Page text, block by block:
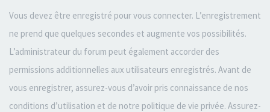
Vous devez être enregistré pour vous connecter. L’enregistrement
ne prend que quelques secondes et augmente vos possibilités.
L’administrateur du forum peut également accorder des
permissions additionnelles aux utilisateurs enregistrés. Avant de
vous enregistrer, assurez-vous d’avoir pris connaissance de nos
conditions d’utilisation et de notre politique de vie privée. Assurez-